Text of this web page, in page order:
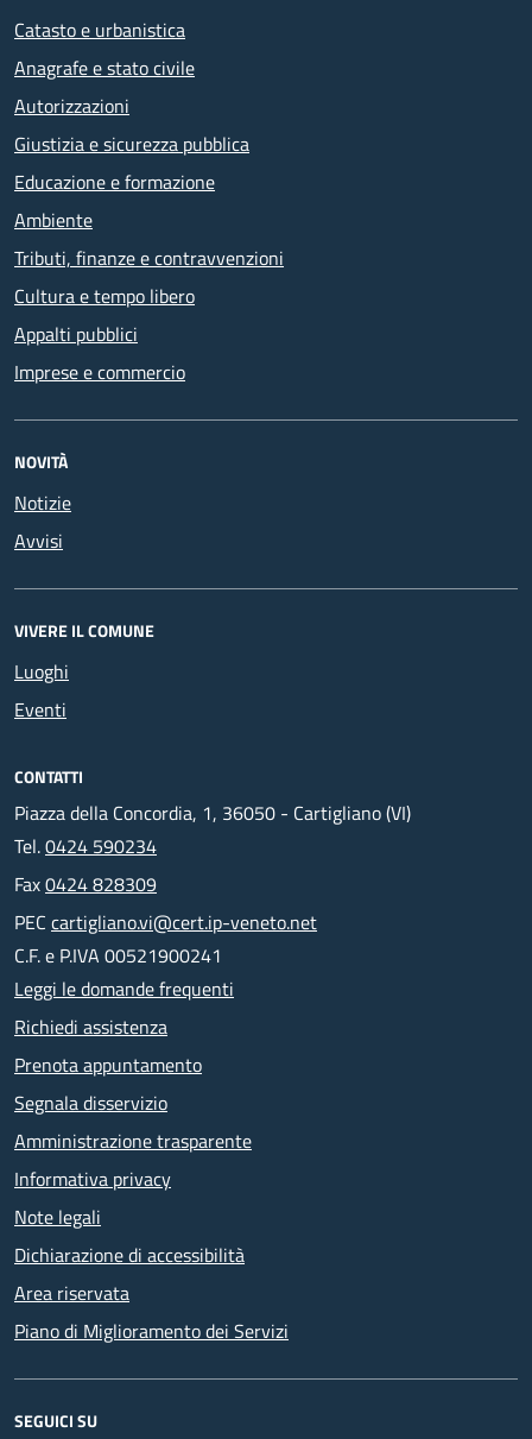
Catasto e urbanistica
Anagrafe e stato civile
Autorizzazioni
Giustizia e sicurezza pubblica
Educazione e formazione
Ambiente
Tributi, finanze e contravvenzioni
Cultura e tempo libero
Appalti pubblici
Imprese e commercio
NOVITÀ
Notizie
Avvisi
VIVERE IL COMUNE
Luoghi
Eventi
CONTATTI
Piazza della Concordia, 1, 36050 - Cartigliano (VI)
Tel.0424 590234
Fax0424 828309
PEC cartigliano.vi@cert.ip-veneto.net
C.F. e P.IVA 00521900241
Leggi le domande frequenti
Richiedi assistenza
Prenota appuntamento
Segnala disservizio
Amministrazione trasparente
Informativa privacy
Note legali
Dichiarazione di accessibilità
Area riservata
Piano di Miglioramento dei Servizi
SEGUICI SU